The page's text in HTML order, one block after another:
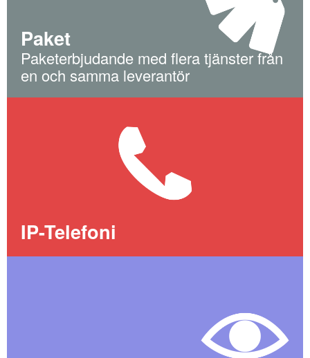
Paket
Paketerbjudande med flera tjänster från
en och samma leverantör
IP-Telefoni